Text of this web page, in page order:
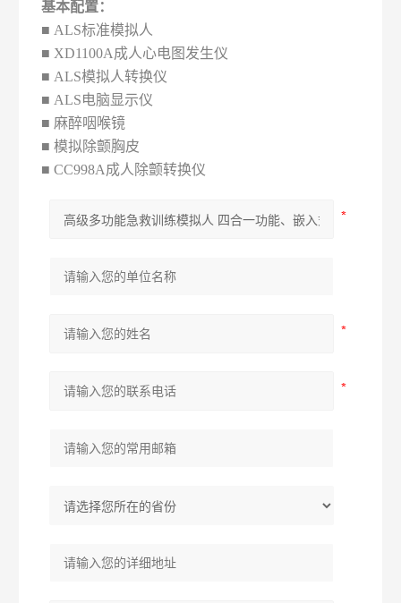
基本配置：
■ ALS标准模拟人
■ XD1100A成人心电图发生仪
■ ALS模拟人转换仪
■ ALS电脑显示仪
■ 麻醉咽喉镜
■ 模拟除颤胸皮
■ CC998A成人除颤转换仪